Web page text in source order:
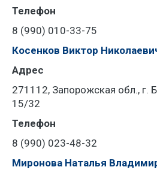
Телефон
8 (990) 010-33-75
Косенков Виктор
Адрес
271112, Запорожская обл., г.
15/32
Телефон
8 (990) 023-48-32
Миронова Наталья